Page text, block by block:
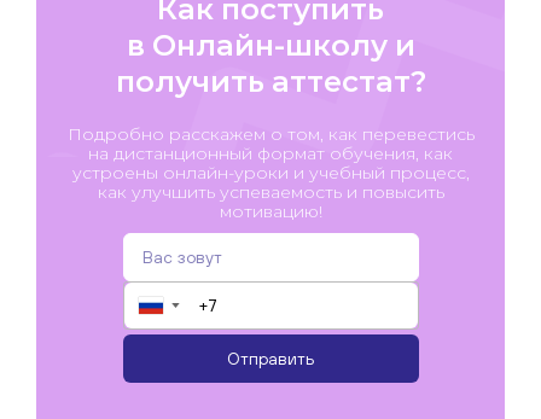
Как поступить
в Онлайн-школу и
получить аттестат?
Подробно расскажем о том, как перевестись
на дистанционный формат обучения, как
устроены онлайн-уроки и учебный процесс,
как улучшить успеваемость и повысить
мотивацию!
▼
Отправить